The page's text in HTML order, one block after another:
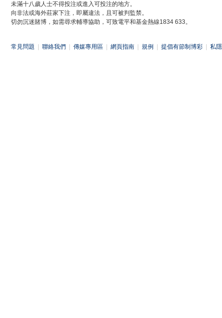
未滿十八歲人士不得投注或進入可投注的地方。
向非法或海外莊家下注，即屬違法，且可被判監禁。
切勿沉迷賭博，如需尋求輔導協助，可致電平和基金熱線1834 633。
常見問題 聯絡我們 傳媒專用區 網頁指南 規例 提倡有節制博彩 私